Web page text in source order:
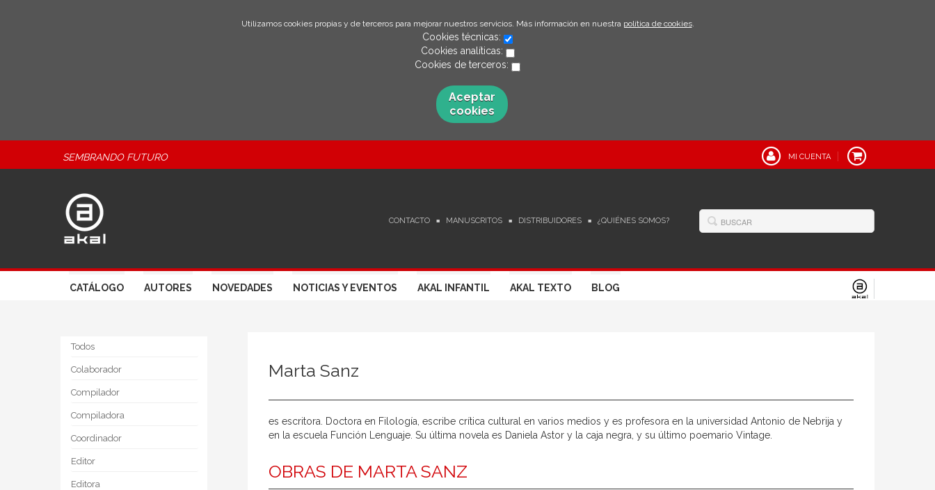
Utilizamos cookies propias y de terceros para mejorar nuestros servicios. Más información en nuestra política de cookies.
Cookies técnicas:
Cookies analíticas:
Cookies de terceros:
Aceptar
cookies
SEMBRANDO FUTURO MI CUENTA
CONTACTO MANUSCRITOS DISTRIBUIDORES ¿QUIÉNES SOMOS?
CATÁLOGO AUTORES NOVEDADES NOTICIAS Y EVENTOS AKAL INFANTIL AKAL TEXTO BLOG
Todos
Colaborador
Compilador
Compiladora
Coordinador
Editor
Editora
Marta Sanz
es escritora. Doctora en Filología, escribe crítica cultural en varios medios y es profesora en la universidad Antonio de Nebrija y
en la escuela Función Lenguaje. Su última novela es Daniela Astor y la caja negra, y su último poemario Vintage.
OBRAS DE MARTA SANZ